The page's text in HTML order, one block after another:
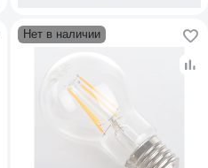
Нет в наличии